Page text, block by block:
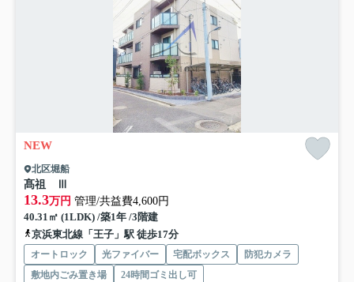
NEW
北区堀船
髙祖 Ⅲ
13.3万円 管理/共益費4,600円
40.31㎡ (1LDK) /築1年 /3階建
京浜東北線「王子」駅 徒歩17分
オートロック 光ファイバー 宅配ボックス
防犯カメラ
敷地内ごみ置き場
24時間ゴミ出し可